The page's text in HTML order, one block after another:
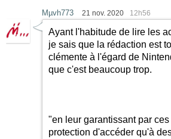
Mµvh773 21 nov. 2020 12h56
Ayant l'habitude de lire les
je sais que la rédaction est
clémente à l'égard de
que c'est beaucoup trop.
"en leur garantissant par
protection d'accéder qu'à